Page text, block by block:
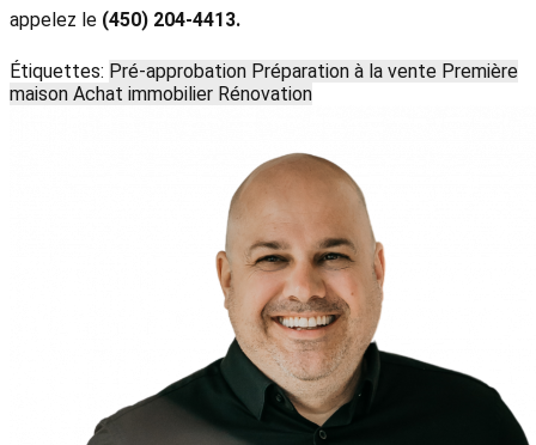
appelez le (450) 204-4413.
Étiquettes: Pré-approbation Préparation à la vente Première
maison Achat immobilier Rénovation